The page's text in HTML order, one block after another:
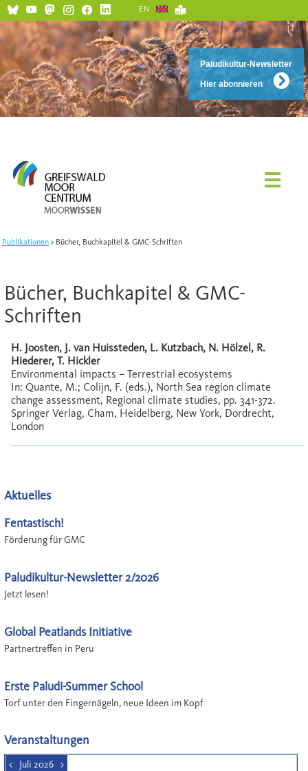
Paludikultur-Newsletter
Hier abonnieren
EN
Publikationen Bücher, Buchkapitel & GMC-Schriften
Bücher, Buchkapitel & GMC-
Schriften
H. Joosten, J. van Huissteden, L. Kutzbach, N. Hölzel, R.
Hiederer, T. Hickler
Environmental impacts – Terrestrial ecosystems
In: Quante, M.; Colijn, F. (eds.), North Sea region climate
change assessment, Regional climate studies, pp. 341-372.
Springer Verlag, Cham, Heidelberg, New York, Dordrecht,
London
Aktuelles
Fentastisch!
Förderung für GMC
Paludikultur-Newsletter 2/2026
Jetzt lesen!
Global Peatlands Initiative
Partnertreffen in Peru
Erste Paludi-Summer School
Torf unter den Fingernägeln, neue Ideen im Kopf
Veranstaltungen
< Juli 2026 >